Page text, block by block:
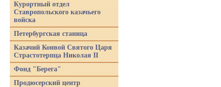
Курортный отдел
Ставропольского казачьего
войска
Петербургская станица
Казачий Конвой Святого Царя
Страстотерпца Николая II
Фонд "Берега"
Продюсерский центр